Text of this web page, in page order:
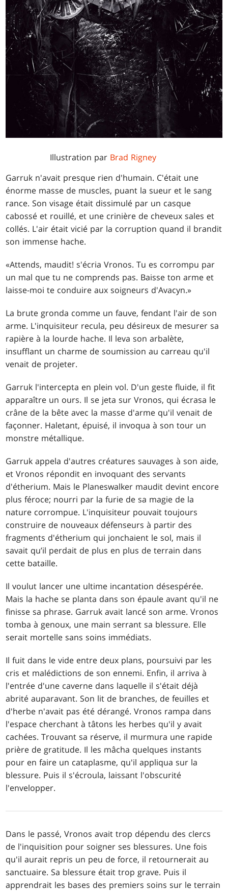
Illustration par Brad Rigney
Garruk n'avait presque rien d'humain. C'était une
énorme masse de muscles, puant la sueur et le sang
rance. Son visage était dissimulé par un casque
cabossé et rouillé, et une crinière de cheveux sales et
collés. L'air était vicié par la corruption quand il brandit
son immense hache.
«Attends, maudit! s'écria Vronos. Tu es corrompu par
un mal que tu ne comprends pas. Baisse ton arme et
laisse-moi te conduire aux soigneurs d'Avacyn.»
La brute gronda comme un fauve, fendant l'air de son
arme. L'inquisiteur recula, peu désireux de mesurer sa
rapière à la lourde hache. Il leva son arbalète,
insufflant un charme de soumission au carreau qu'il
venait de projeter.
Garruk l'intercepta en plein vol. D'un geste fluide, il fit
apparaître un ours. Il se jeta sur Vronos, qui écrasa le
crâne de la bête avec la masse d'arme qu'il venait de
façonner. Haletant, épuisé, il invoqua à son tour un
monstre métallique.
Garruk appela d'autres créatures sauvages à son aide,
et Vronos répondit en invoquant des servants
d'étherium. Mais le Planeswalker maudit devint encore
plus féroce; nourri par la furie de sa magie de la
nature corrompue. L'inquisiteur pouvait toujours
construire de nouveaux défenseurs à partir des
fragments d'étherium qui jonchaient le sol, mais il
savait qu’il perdait de plus en plus de terrain dans
cette bataille.
Il voulut lancer une ultime incantation désespérée.
Mais la hache se planta dans son épaule avant qu'il ne
finisse sa phrase. Garruk avait lancé son arme. Vronos
tomba à genoux, une main serrant sa blessure. Elle
serait mortelle sans soins immédiats.
Il fuit dans le vide entre deux plans, poursuivi par les
cris et malédictions de son ennemi. Enfin, il arriva à
l'entrée d'une caverne dans laquelle il s'était déjà
abrité auparavant. Son lit de branches, de feuilles et
d'herbe n'avait pas été dérangé. Vronos rampa dans
l'espace cherchant à tâtons les herbes qu'il y avait
cachées. Trouvant sa réserve, il murmura une rapide
prière de gratitude. Il les mâcha quelques instants
pour en faire un cataplasme, qu'il appliqua sur la
blessure. Puis il s'écroula, laissant l'obscurité
l'envelopper.
Dans le passé, Vronos avait trop dépendu des clercs
de l'inquisition pour soigner ses blessures. Une fois
qu'il aurait repris un peu de force, il retournerait au
sanctuaire. Sa blessure était trop grave. Puis il
apprendrait les bases des premiers soins sur le terrain